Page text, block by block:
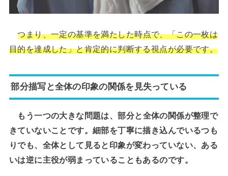
つまり、一定の基準を満たした時点で、「この一枚は
目的を達成した」と肯定的に判断する視点が必要です。
部分描写と全体の印象の関係を見失っている
もう一つの大きな問題は、部分と全体の関係が整理で
きていないことです。細部を丁寧に描き込んでいるつも
りでも、全体として見ると印象が変わっていない、ある
いは逆に主役が弱まっていることもあるのです。